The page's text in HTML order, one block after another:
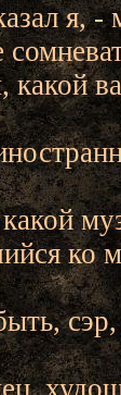
я, -
какой
ко
сэр,